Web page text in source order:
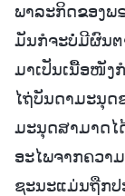
ພາລະກິດຂອງພ
ມັນກໍຈະບໍ່ມີຜົນຕ
ມາເປັນເນື້ອໜັງ
ໄຖ່ບັນດາມະນຸດ
ມະນຸດສາມາດໄ
ອະໄພຈາກຄວາ
ຊະນະແມ່ນຖືກປ